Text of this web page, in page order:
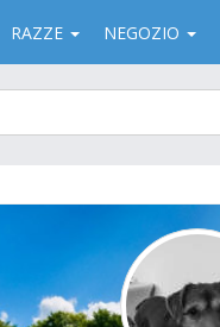
RAZZE NEGOZIO